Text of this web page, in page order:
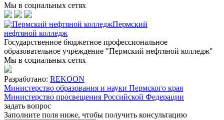
Мы в социальных сетях
Пермский
нефтяной колледж
Государственное бюджетное профессиональное
образовательное учреждение "Пермский нефтяной колледж"
Мы в социальных сетях
Разработано: REKOON
Министерство образования и науки Пермского края
Министерство просвещения Российской Федерации
задать вопрос
Заполните поля ниже, чтобы получить консультацию